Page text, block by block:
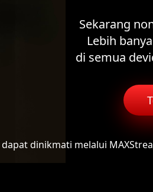
Sekarang
Lebih
di semua
dapat dinikmati melalui